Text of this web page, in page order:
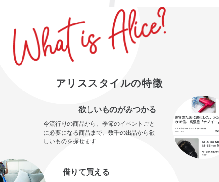
アリススタイルの特徴
欲しいものがみつかる
今流行りの商品から、季節のイベントごと
に必要になる商品まで、数千の出品から欲
しいものを探せます
借りて買える